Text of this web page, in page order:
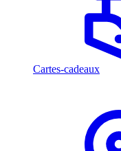
Cartes-cadeaux